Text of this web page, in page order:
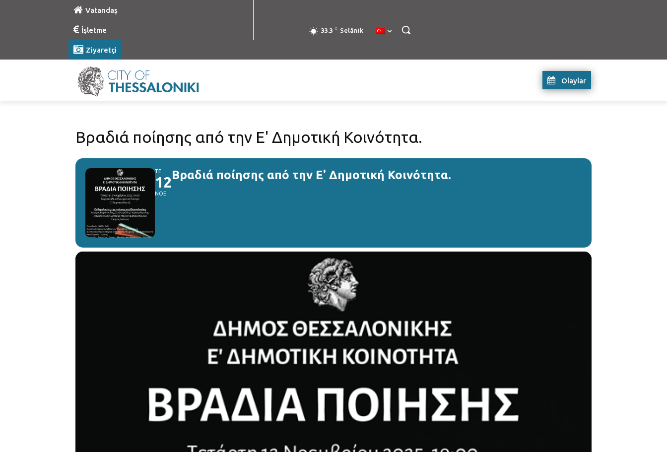
Vatandaş
İşletme
Ziyaretçi
33.3 C Selânik
Olaylar
Βραδιά ποίησης από την Ε' Δημοτική Κοινότητα.
ΤΕ
12
ΝΟΕ
Βραδιά ποίησης από την Ε' Δημοτική Κοινότητα.